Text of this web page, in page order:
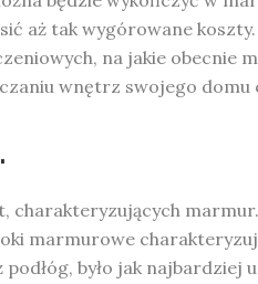
aż tak wygórowane
na jakie obecnie
wnętrz swojego domu
marmurowe
było jak najbardziej